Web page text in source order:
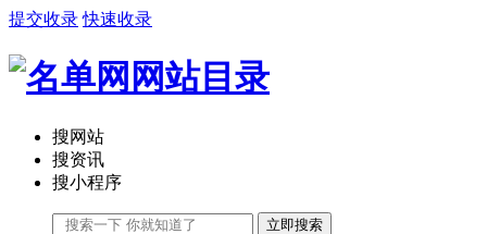
提交收录 快速收录
搜网站
搜资讯
搜小程序
立即搜索